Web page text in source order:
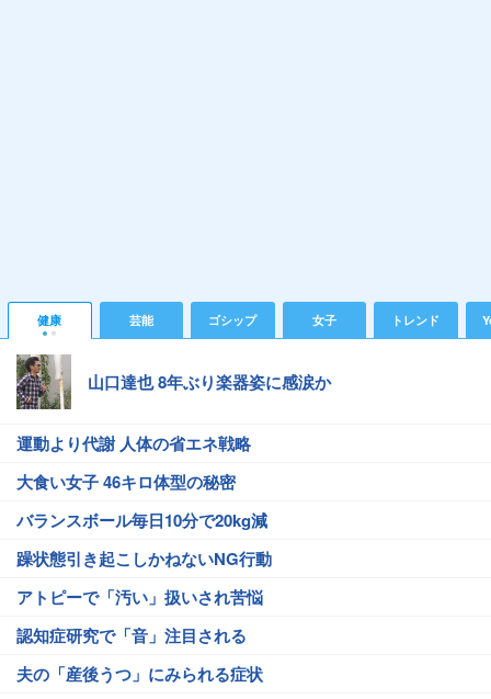
健康 芸能 ゴシップ 女子 トレンド
山口達也 8年ぶり楽器姿に感涙か
運動より代謝 人体の省エネ戦略
大食い女子 46キロ体型の秘密
バランスボール毎日10分で20kg減
躁状態引き起こしかねないNG行動
アトピーで「汚い」扱いされ苦悩
認知症研究で「音」注目される
夫の「産後うつ」にみられる症状